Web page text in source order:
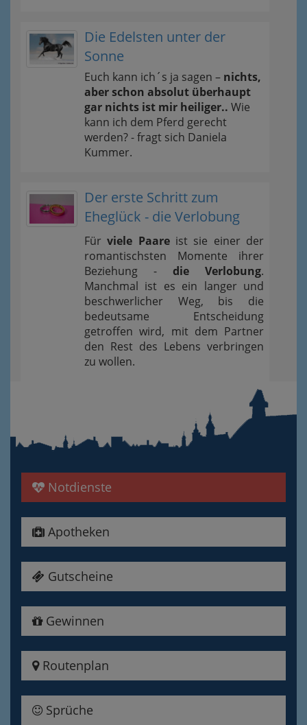
Die Edelsten unter der
Sonne
Euch kann ich´s ja sagen – nichts,
aber schon absolut überhaupt
gar nichts ist mir heiliger.. Wie
kann ich dem Pferd gerecht
werden? - fragt sich Daniela
Kummer.
Der erste Schritt zum
Eheglück - die Verlobung
Fürviele Paareist sie einer der
romantischsten Momente ihrer
Beziehung - die Verlobung.
Manchmal ist es ein langer und
beschwerlicher Weg, bis die
bedeutsame Entscheidung
getroffen wird, mit dem Partner
den Rest des Lebens verbringen
zu wollen.
Notdienste
Apotheken
Gutscheine
Gewinnen
Routenplan
Sprüche